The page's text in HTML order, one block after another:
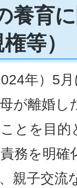
養育
等）
年）5
が離婚し
とを目
務を明確
親子交流